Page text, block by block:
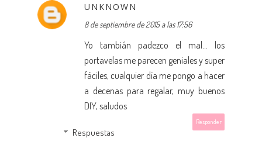
UNKNOWN
8 de septiembre de 2015 a las 17:56
Yo tambián padezco el mal... los
portavelas me parecen geniales y super
fáciles, cualquier día me pongo a hacer
a decenas para regalar, muy buenos
DIY, saludos
Responder
Respuestas